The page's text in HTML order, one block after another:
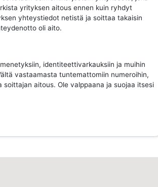
yrityksen aitous ennen kuin ryhdyt
yhteystiedot netistä ja soittaa takaisin
oli aito.
identiteettivarkauksiin ja muihin
vastaamasta tuntemattomiin numeroihin,
aitous. Ole valppaana ja suojaa itsesi